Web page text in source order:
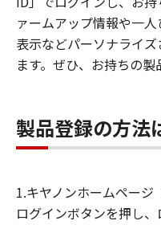
ァームアップ情報や一
表示などパーソナライ
ます。ぜひ、お持ちの製
製品登録の方法
1.キヤノンホームページ
ログインボタンを押し